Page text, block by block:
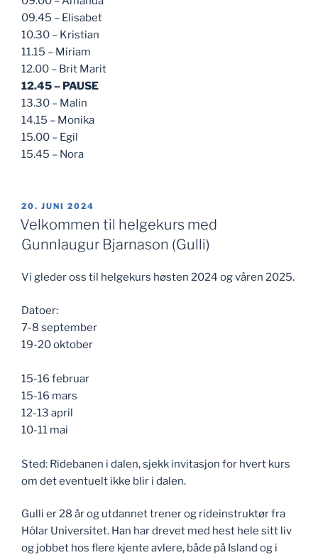
09.45 – Elisabet
10.30 – Kristian
11.15 – Miriam
12.00 – Brit Marit
12.45 – PAUSE
13.30 – Malin
14.15 – Monika
15.00 – Egil
15.45 – Nora
PUBLISERT
20. JUNI 2024
Velkommen til helgekurs med
Gunnlaugur Bjarnason (Gulli)
Vi gleder oss til helgekurs høsten 2024 og våren 2025.
Datoer:
7-8 september
19-20 oktober
15-16 februar
15-16 mars
12-13 april
10-11 mai
Sted: Ridebanen i dalen, sjekk invitasjon for hvert kurs
om det eventuelt ikke blir i dalen.
Gulli er 28 år og utdannet trener og rideinstruktør fra
Hólar Universitet. Han har drevet med hest hele sitt liv
og jobbet hos flere kjente avlere, både på Island og i